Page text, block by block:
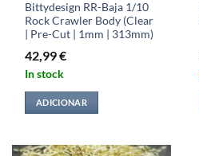
Bittydesign RR-Baja 1/10
Rock Crawler Body (Clear
| Pre-Cut | 1mm | 313mm)
42,99€
In stock
ADICIONAR